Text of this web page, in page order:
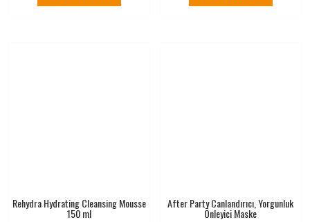
Rehydra Hydrating Cleansing Mousse
150 ml
After Party Canlandırıcı, Yorgunluk
Önleyici Maske